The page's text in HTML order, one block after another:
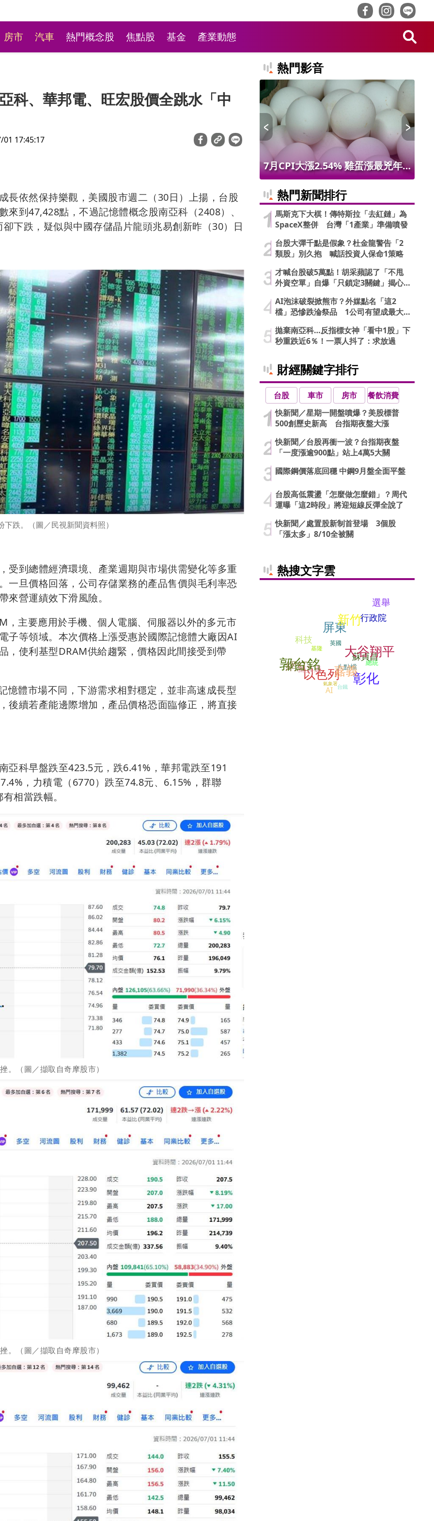
房市 汽車 熱門概念股 焦點股 基金 產業動態
科、華邦電、旺宏股價全跳水「中
01 17:45:17
長依然保持樂觀，美國股市週二（30日）上揚，台股
到47,428點，不過記憶體概念股南亞科（2408）、
下跌，疑似與中國存儲晶片龍頭兆易創新昨（30）日
下跌。（圖／民視新聞資料照）
受到總體經濟環境、產業週期與市場供需變化等多重
一旦價格回落，公司存儲業務的產品售價與毛利率恐
營運績效下滑風險。
，主要應用於手機、個人電腦、伺服器以外的多元市
子等領域。本次價格上漲受惠於國際記憶體大廠因AI
，使利基型DRAM供給趨緊，價格因此間接受到帶
憶體市場不同，下游需求相對穩定，並非高速成長型
後續若產能邊際增加，產品價格恐面臨修正，將直接
亞科早盤跌至423.5元，跌6.41%，華邦電跌至191
，力積電（6770）跌至74.8元、6.15%，群聯
相當跌幅。
。（圖／擷取自奇摩股市）
。（圖／擷取自奇摩股市）
熱門影音
7月CPI大漲2.54% 雞蛋漲最兇年
幅
熱門新聞排行
馬斯克下大棋！傳特斯拉「去紅鏈」為
SpaceX整併 台灣「1產業」準備噴發
台股大彈千點是假象？杜金龍警告「2
類股」別久抱 喊話投資人保命1策略
才喊台股破5萬點！胡采蘋認了「不甩
外資空單」自爆「只鎖定3關鍵」揭心
AI泡沫破裂掀熊市？外媒點名「這2
檔」恐慘跌淪祭品 1公司有望成最大
拋棄南亞科…反指標女神「看中1股」下
秒重跌近6％！一票人抖了：求放過
財經關鍵字排行
台股 車市 房市
餐飲消費
快新聞／星期一開盤噴爆？美股標普
500創歷史新高 台指期夜盤大漲
快新聞／台股再衝一波？台指期夜盤
「一度漲逾900點」站上4萬5大關
國際鋼價落底回穩 中鋼9月盤全面平盤
台股高低震盪「怎麼做怎麼錯」？周代
運曝「這2時段」將迎短線反彈全說了
快新聞／處置股新制首登場 3個股
「漲太多」8/10全被關
熱搜文字雲
彰化
總統
蘇貞昌
台鐵
大谷翔平
屏東
基隆
行政院
新竹
科技
八點檔
網紅以色列嘉義
陳其邁
氣象署
郭台銘
AI
英國
選舉